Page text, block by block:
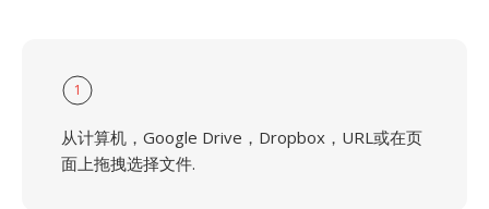
1
从计算机，Google Drive，Dropbox，URL或在页
面上拖拽选择文件.